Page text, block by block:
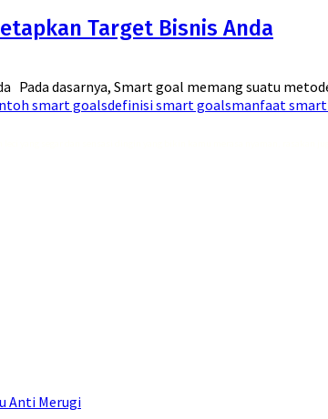
Target Bisnis Anda
Pada dasarnya, Smart goal memang suatu
smart goalsdefinisi smart goalsmanfaat
Anti Merugi